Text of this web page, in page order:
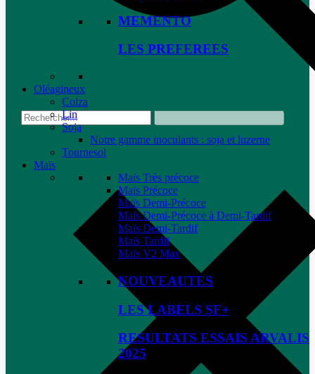
MEMENTO
LES PREFEREES
Oléagineux
Colza
Lin
Soja
Notre gamme inoculants : soja et luzerne
Tournesol
Maïs
Maïs Très précoce
Maïs Précoce
Maïs Demi-Précoce
Maïs Demi-Précoce à Demi-Tardif
Maïs Demi-Tardif
Maïs Tardif
Maïs V2 Max
NOUVEAUTES
LES LABELS SF+
RESULTATS ESSAIS ARVALIS
2025